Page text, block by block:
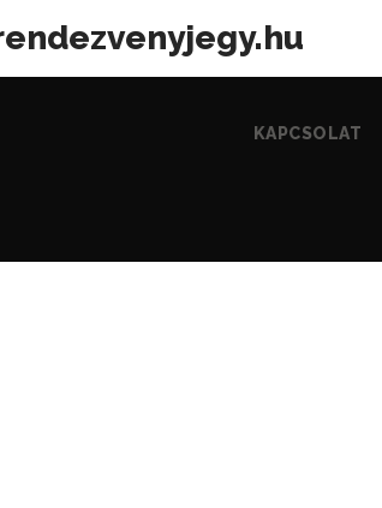
KAPCSOLAT